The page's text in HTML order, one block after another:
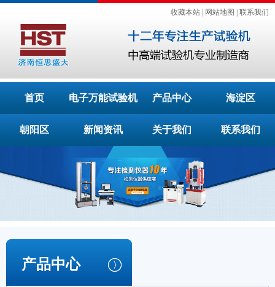
收藏本站 网站地图 联系我们
首页 电子万能试验机 产品中心 海淀区
朝阳区 新闻资讯 关于我们 联系我们
产品中心